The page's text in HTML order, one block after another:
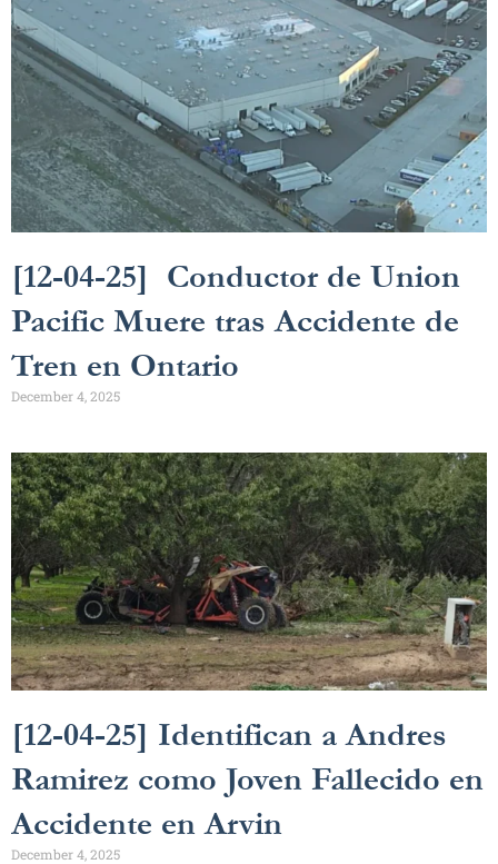
[12-04-25] Conductor de Union
Pacific Muere tras Accidente de
Tren en Ontario
December 4, 2025
[12-04-25] Identifican a Andres
Ramirez como Joven Fallecido en
Accidente en Arvin
December 4, 2025